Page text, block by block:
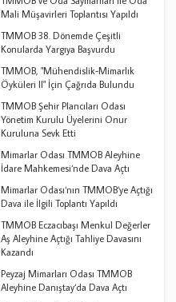
Mali Müşavirleri Toplantısı Yapıldı
TMMOB 38. Dönemde Çeşitli
Konularda Yargıya Başvurdu
TMMOB, "Mühendislik-Mimarlık
Öyküleri II" İçin Çağrıda Bulundu
TMMOB Şehir Plancıları Odası
Yönetim Kurulu Üyelerini Onur
Kuruluna Sevk Etti
Mimarlar Odası TMMOB Aleyhine
İdare Mahkemesi‘nde Dava Açtı
Mimarlar Odası‘nın TMMOB‘ye Açtığı
Dava ile İlgili Toplantı Yapıldı
TMMOB Eczacıbaşı Menkul Değerler
Aş Aleyhine Açtığı Tahliye Davasını
Kazandı
Peyzaj Mimarları Odası TMMOB
Aleyhine Danıştay‘da Dava Açtı